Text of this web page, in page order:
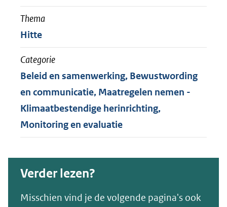
Thema
Hitte
Categorie
Beleid en samenwerking, Bewustwording
en communicatie, Maatregelen nemen -
Klimaatbestendige herinrichting,
Monitoring en evaluatie
Verder lezen?
Misschien vind je de volgende pagina's ook